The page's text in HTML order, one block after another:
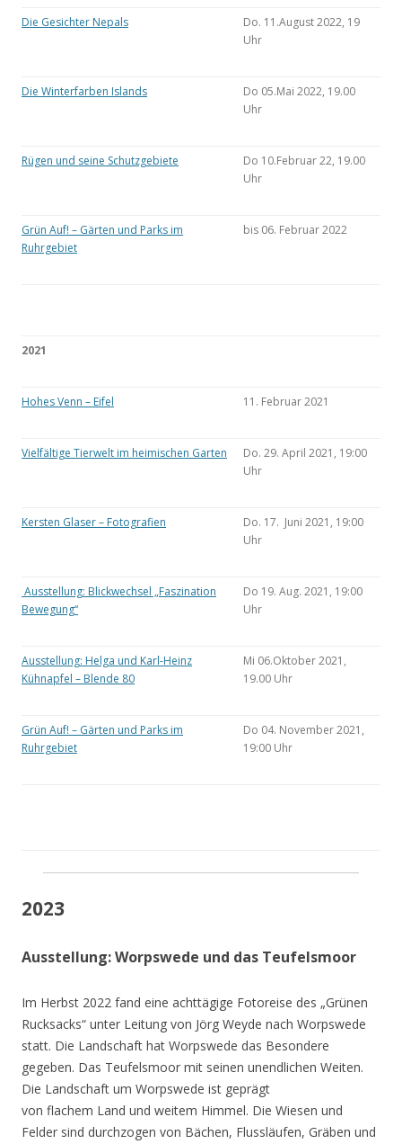
Die Gesichter Nepals
Do. 11.August 2022, 19
Uhr
Die Winterfarben Islands
Do 05.Mai 2022, 19.00
Uhr
Rügen und seine Schutzgebiete
Do 10.Februar 22, 19.00
Uhr
Grün Auf! – Gärten und Parks im
Ruhrgebiet
bis 06. Februar 2022
2021
Hohes Venn – Eifel 11. Februar 2021
Vielfältige Tierwelt im heimischen Garten
Do. 29. April 2021, 19:00
Uhr
Kersten Glaser – Fotografien
Do. 17. Juni 2021, 19:00
Uhr
Ausstellung: Blickwechsel „Faszination
Bewegung“
Do 19. Aug. 2021, 19:00
Uhr
Ausstellung: Helga und Karl-Heinz
Kühnapfel – Blende 80
Mi 06.Oktober 2021,
19.00 Uhr
Grün Auf! – Gärten und Parks im
Ruhrgebiet
Do 04. November 2021,
19:00 Uhr
2023
Ausstellung: Worpswede und das Teufelsmoor
Im Herbst 2022 fand eine achttägige Fotoreise des „Grünen
Rucksacks“ unter Leitung von Jörg Weyde nach Worpswede
statt. Die Landschaft hat Worpswede das Besondere
gegeben. Das Teufelsmoor mit seinen unendlichen Weiten.
Die Landschaft um Worpswede ist geprägt
von flachem Land und weitem Himmel. Die Wiesen und
Felder sind durchzogen von Bächen, Flussläufen, Gräben und